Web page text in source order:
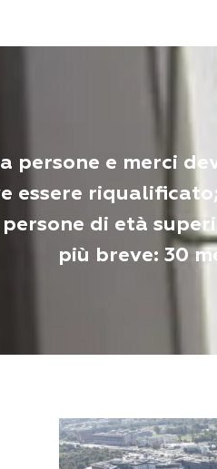
persone e merci
essere
di età
più breve: 30